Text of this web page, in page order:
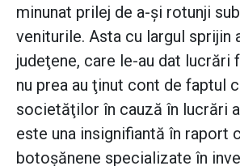
minunat prilej de a-şi rotunji
veniturile. Asta cu largul sprijin
judeţene, care le-au dat lucrări
nu prea au ţinut cont de faptul
societăţilor în cauză în lucrări
este una insignifiantă în raport
botoşănene specializate în